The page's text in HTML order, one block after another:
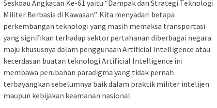
Seskoau Angkatan Ke-61 yaitu “Dampak dan Strategi Teknologi
Militer Berbasis di Kawasan”. Kita menyadari betapa
perkembangan teknologi yang masih memaksa transportasi
yang signifikan terhadap sektor pertahanan diberbagai negara
maju khususnya dalam penggunaan Artificial Intelligence atau
kecerdasan buatan teknologi Artificial Intelligence ini
membawa perubahan paradigma yang tidak pernah
terbayangkan sebelumnya baik dalam praktik militer intelijen
maupun kebijakan keamanan nasional.